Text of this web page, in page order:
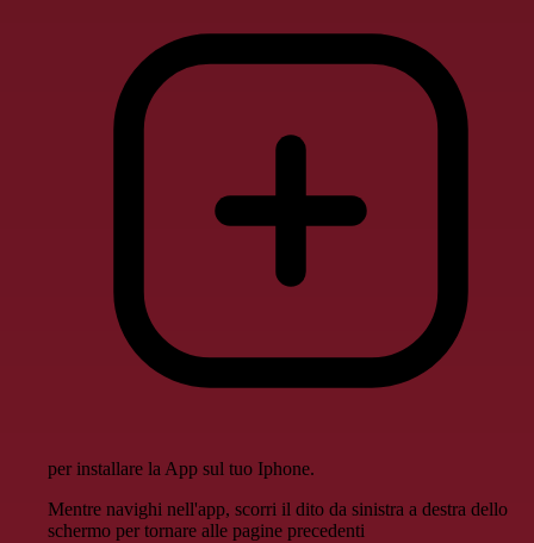
per installare la App sul tuo Iphone.
Mentre navighi nell'app, scorri il dito da sinistra a destra dello
schermo per tornare alle pagine precedenti